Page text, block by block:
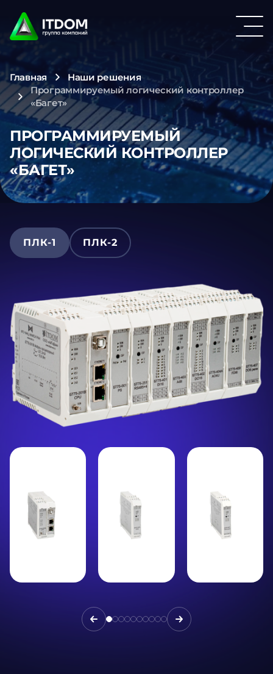
Главная
Наши решения
Программируемый логический контроллер
«Багет»
ПРОГРАММИРУЕМЫЙ
ЛОГИЧЕСКИЙ КОНТРОЛЛЕР
«БАГЕТ»
ПЛК-1 ПЛК-2